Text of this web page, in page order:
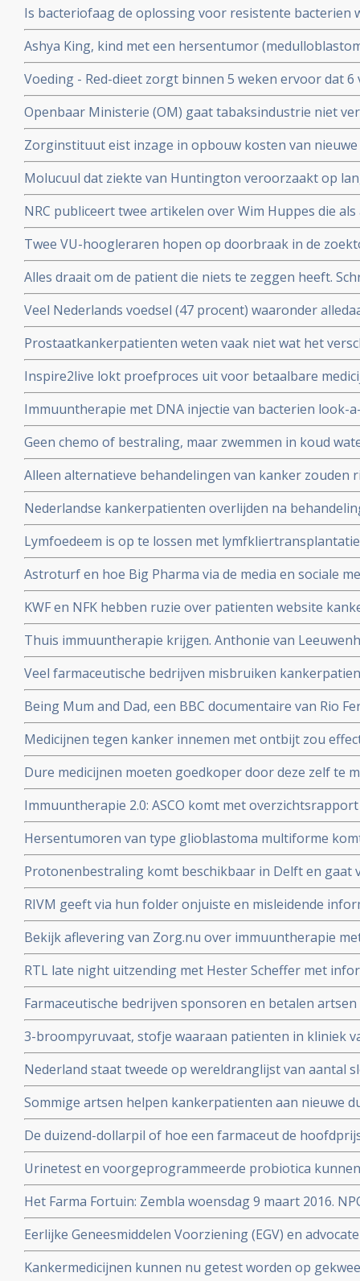
Is bacteriofaag de oplossing voor resistente bacterien
Antoinette Hertsenberg prijst deze aanpak aan in
Ashya King, kind met een hersentumor
door suikervrij dieet en protonenbestraling ondanks
Voeding - Red-dieet zorgt binnen 5 weken ervoor dat
ADHD afkomen en geen medicijnen meer nodig
kinderen voor deelname aan studie
Openbaar Ministerie (OM) gaat tabaksindustrie niet
sickofsmoking - zeggen artikel 12 procedure te starten.
Zorginstituut eist inzage in opbouw kosten van
worden opgenomen in basisverzekering.
Molucuul dat ziekte van Huntington veroorzaakt op
korte termijn zonder gezonde cellen aan te tasten
NRC publiceert twee artikelen over Wim Huppes die
alternatieve genezer patienten blijft behandelen met
Twee VU-hoogleraren hopen op doorbraak in de
tegen depressie, adhd of autisme, aldus artikel in de
Alles draait om de patient die niets te zeggen heeft.
Parool
Veel Nederlands voedsel (47 procent) waaronder
cornflakes, pasta en hagelslag is besmet met minerale
kanker veroorzaken.
Prostaatkankerpatienten weten vaak niet wat het
behandelingsopties voor hun eigen situatie met niet
realiseren zich onvoldoende wat de verschillende
zijn
Inspire2live lokt proefproces uit voor betaalbare
patentrecht: wat gaat voor?
Immuuntherapie met DNA injectie van bacterien look-
melanomen geeft uitstekende resultaten in
activering van immuunsysteem
Geen chemo of bestraling, maar zwemmen in koud
kiezen voor niet toxische aanpak, door NRC
Alleen alternatieve behandelingen van kanker zouden
hoger maken dan reguliere behandelingen.
Nederlandse kankerpatienten overlijden na
Ross in Bracht Duitsland.
Lymfoedeem is op te lossen met
borstkankerpatient Mirjam Bosgraaf in de Volkskrant
Astroturf en hoe Big Pharma via de media en sociale
misleidt en manipuleert. Zie de TEDtalk van Sheryll
KWF en NFK hebben ruzie over patienten website
dupe te worden van machtstrijd aldus de Volkskrant
Thuis immuuntherapie krijgen. Anthonie van
met immuuntherapie voor longkankerpatienten
Veel farmaceutische bedrijven misbruiken
wetenschappelijk onderzoek, aldus kritisch rapport van
Being Mum and Dad, een BBC documentaire van Rio
Manchester United die zijn vrouw Rebecca verloor aan
Medicijnen tegen kanker innemen met ontbijt zou
dosering zou miljoenen kunnen besparen
Dure medicijnen moeten goedkoper door deze zelf te
Jan Schellens in de DWDD van 8 februari 2017
Immuuntherapie 2.0: ASCO komt met
ontwikkelingen bij kanker van afgelopen jaar en
Hersentumoren van type glioblastoma multiforme
voor terwijl laaggradige vormen van hersentumoren
mobiele telefoons?
Protonenbestraling komt beschikbaar in Delft en gaat
vergoed worden
RIVM geeft via hun folder onjuiste en misleidende
darmkankeronderzoek onder de Nederlandse
Bekijk aflevering van Zorg.nu over immuuntherapie
Schumacher d.d. 1 novermber 2016
RTL late night uitzending met Hester Scheffer met
irreversible electroporation
Farmaceutische bedrijven sponsoren en betalen
jaren. Onafhankelijkheid van artsen en
3-broompyruvaat, stofje waaraan patienten in kliniek
soms ook genezende behandeling voor uitgezaaide
Nederland staat tweede op wereldranglijst van aantal
Alcohol, roken, reflux - maagzuur en obesitas zijn
slokdarmkanker
Sommige artsen helpen kankerpatienten aan nieuwe
met een farmaceutisch bedrijf
De duizend-dollarpil of hoe een farmaceut de
genezend medicijn voor hepatitis-C
Urinetest en voorgeprogrammeerde probiotica
stadium opsporen volgens prof. dr. Sangeeta Bhatia
Het Farma Fortuin: Zembla woensdag 9 maart 2016.
medicijnen zo duur zijn en wie er allemaal aan
Eerlijke Geneesmiddelen Voorziening (EGV) en
zeer dubieuze rol door belangenverstrengeling in
dure medicijnen
Kankermedicijnen kunnen nu getest worden op